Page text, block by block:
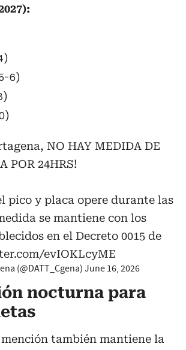
6)
NO HAY MEDIDA DE
POR 24HRS!
pico y placa opere durante las
se mantiene con los
en el Decreto 0015 de
evIOKLcyME
(@DATT_Cgena) June 16, 2026
nocturna para
también mantiene la